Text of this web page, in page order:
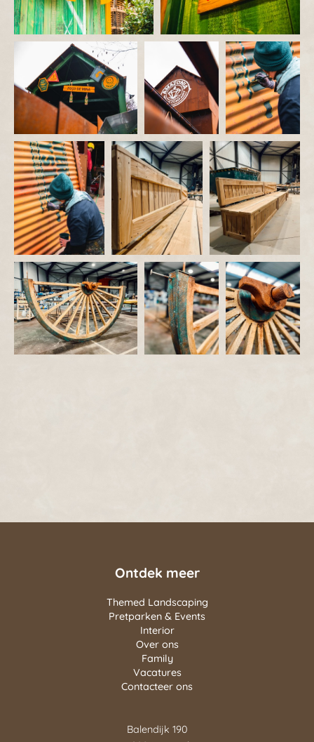
Ontdek meer
Themed Landscaping
Pretparken & Events
Interior
Over ons
Family
Vacatures
Contacteer ons
Balendijk 190